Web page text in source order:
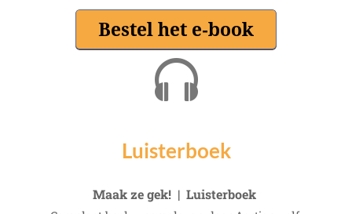
Luisterboek
Maak ze gek! | Luisterboek